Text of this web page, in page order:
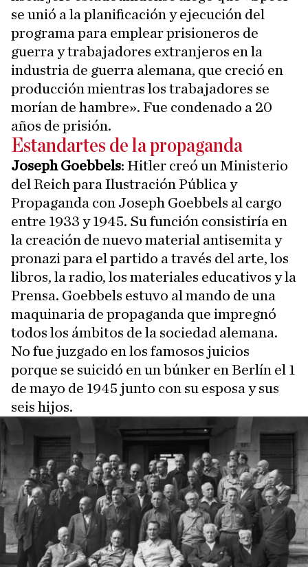
se unió a la planificación y ejecución del
programa para emplear prisioneros de
guerra y trabajadores extranjeros en la
industria de guerra alemana, que creció en
producción mientras los trabajadores se
morían de hambre». Fue condenado a 20
años de prisión.
Estandartes de la propaganda
Joseph Goebbels: Hitler creó un Ministerio
del Reich para Ilustración Pública y
Propaganda con Joseph Goebbels al cargo
entre 1933 y 1945. Su función consistiría en
la creación de nuevo material antisemita y
pronazi para el partido a través del arte, los
libros, la radio, los materiales educativos y la
Prensa. Goebbels estuvo al mando de una
maquinaria de propaganda que impregnó
todos los ámbitos de la sociedad alemana.
No fue juzgado en los famosos juicios
porque se suicidó en un búnker en Berlín el 1
de mayo de 1945 junto con su esposa y sus
seis hijos.